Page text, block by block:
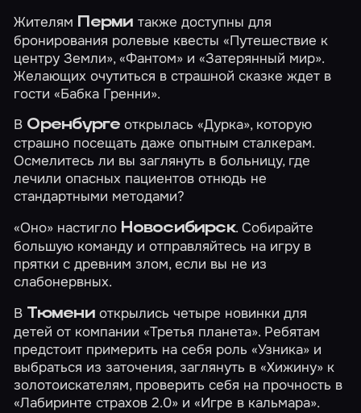
Жителям Перми также доступны для
бронирования ролевые квесты«Путешествие к
центру Земли»,«Фантом» и«Затерянный мир».
Желающих очутиться в страшной сказке ждет в
гости«Бабка Гренни».
В Оренбурге открылась«Дурка», которую
страшно посещать даже опытным сталкерам.
Осмелитесь ли вы заглянуть в больницу, где
лечили опасных пациентов отнюдь не
стандартными методами?
«Оно» настигло Новосибирск. Собирайте
большую команду и отправляйтесь на игру в
прятки с древним злом, если вы не из
слабонервных.
В Тюмениоткрылись четыре новинки для
детей от компании «Третья планета». Ребятам
предстоит примерить на себя роль«Узника» и
выбраться из заточения, заглянуть в«Хижину» к
золотоискателям, проверить себя на прочность в
«Лабиринте страхов 2.0» и«Игре в кальмара».